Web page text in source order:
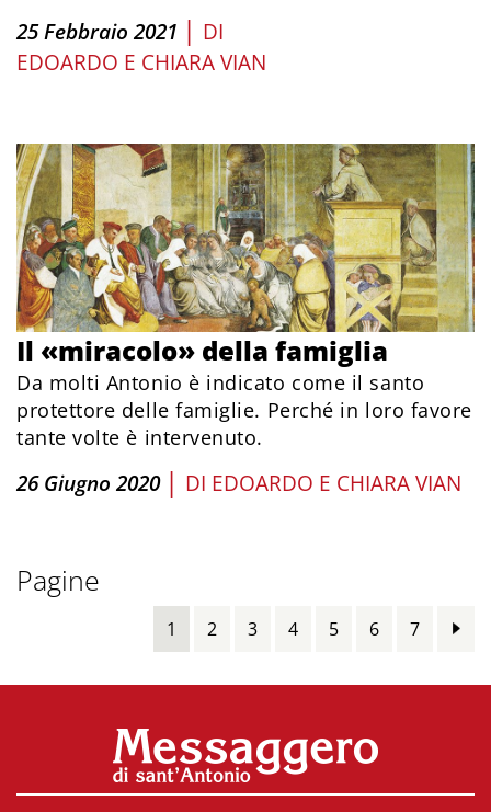
25 Febbraio 2021 | DI
EDOARDO E CHIARA VIAN
Il «miracolo» della famiglia
Da molti Antonio è indicato come il santo
protettore delle famiglie. Perché in loro favore
tante volte è intervenuto.
26 Giugno 2020 | DI EDOARDO E CHIARA VIAN
Pagine
1 2 3 4 5 6 7